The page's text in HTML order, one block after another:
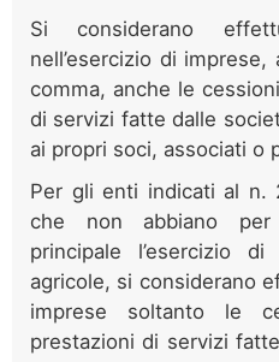
Si considerano
nell’esercizio di
comma, anche le
di servizi fatte dalle
ai propri soci, associati o
Per gli enti indicati al n.
che non abbiano
principale l’esercizio
agricole, si considerano
imprese soltanto le
prestazioni di servizi